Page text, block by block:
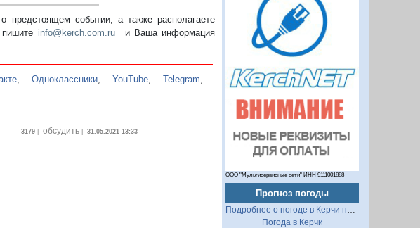
предстоящем событии, а также располагаете
пишите info@kerch.com.ru и Ваша информация
Одноклассники ,YouTube ,Telegram
3179| обсудить| 31.05.2021 13:33
ООО "Мультисервисные сети" ИНН 9111001888
Прогноз погоды
Подробнее о погоде в Керчи на 2 недели
Погода в Керчи